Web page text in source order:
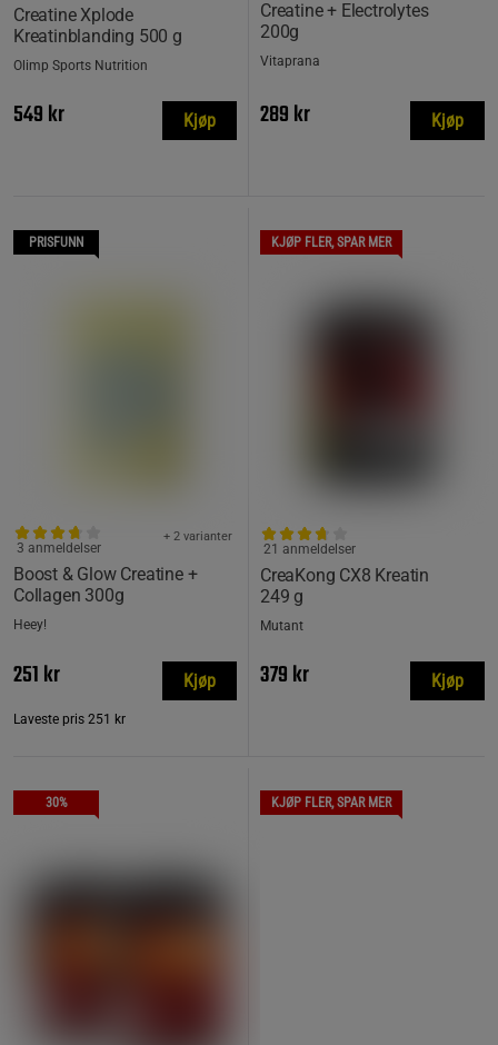
Creatine Xplode
Kreatinblanding 500 g
Olimp Sports Nutrition
549 kr Kjøp
Creatine + Electrolytes
200g
Vitaprana
289 kr Kjøp
PRISFUNN
Boost & Glow Creatine +
Collagen 300g
+ 2 varianter
3 anmeldelser
Heey!
251 kr
Laveste pris 251 kr
Kjøp
KJØP FLER, SPAR MER
CreaKong CX8 Kreatin
249 g
21 anmeldelser
Mutant
379 kr Kjøp
30% KJØP FLER, SPAR MER